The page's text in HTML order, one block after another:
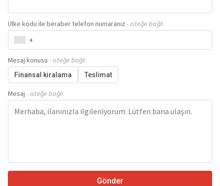
Ülke kodu ile beraber telefon numaranız - isteğe bağlı
+
Mesaj konusu - isteğe bağlı
Finansal kiralama Teslimat
Mesaj - isteğe bağlı
Gönder